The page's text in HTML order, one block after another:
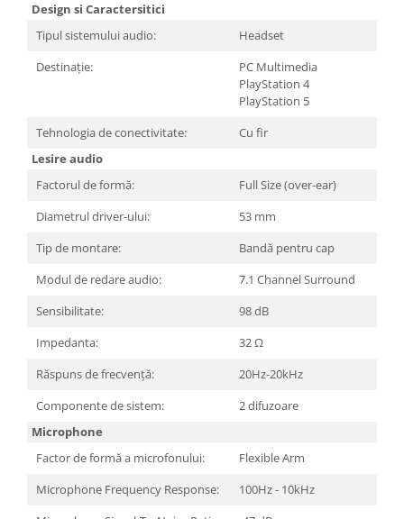
Surse
Cooler
Servere & Componente
Componente Server
Servere
Software
Retelistica & Supraveghere
Printing
Multifunctionale
Imprimante
Imprimante 3D
TV, Multimedia & Electronice
Design si Caractersitici
Tipul sistemului audio:
Headset
Destinație:
PC Multimedia
PlayStation 4
PlayStation 5
Tehnologia de conectivitate:
Cu fir
Lesire audio
Factorul de formă:
Full Size (over-ear)
Diametrul driver-ului:
53 mm
Tip de montare:
Bandă pentru cap
Modul de redare audio:
7.1 Channel Surround
Sensibilitate:
98 dB
Impedanta:
32 Ω
Răspuns de frecvență:
20Hz-20kHz
Componente de sistem:
2 difuzoare
Microphone
Factor de formă a microfonului:
Flexible Arm
Microphone Frequency Response:
100Hz - 10kHz